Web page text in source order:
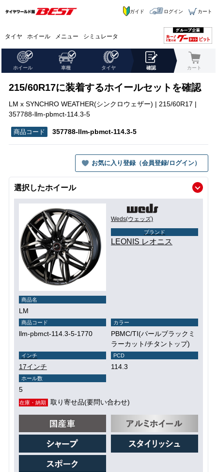
タイヤ ホイール メニュー シミュレータ
ガイド ログイン カート
ホイール 車種 タイヤ 確認 カート
215/60R17に装着するホイールセットを確認
LM x SYNCHRO WEATHER(シンクロウェザー) | 215/60R17 |
357788-llm-pbmct-114.3-5
357788-llm-pbmct-114.3-5
お気に入り登録（会員登録/ログイン）
選択したホイール
Weds(ウェッズ)
ブランド
LEONIS レオニス
商品名
LM
商品コード
llm-pbmct-114.3-5-1770
カラー
PBMC/TI(パールブラックミ
ラーカット/チタントップ)
インチ
17インチ
PCD
114.3
ホール数
5
在庫・納期 取り寄せ品(要問い合わせ)